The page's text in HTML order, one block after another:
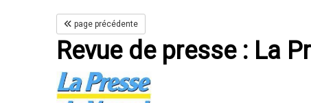
page précédente
Revue de presse : La